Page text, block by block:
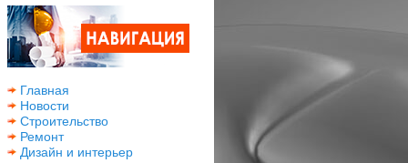
Главная
Новости
Строительство
Ремонт
Дизайн и интерьер